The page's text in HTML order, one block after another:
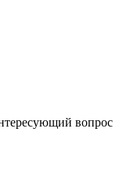
вопрос